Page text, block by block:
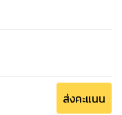
ส่งคะแนน